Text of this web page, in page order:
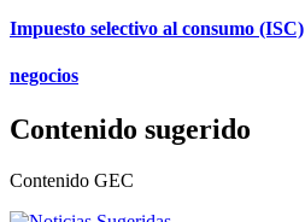
Impuesto selectivo al consumo (ISC)
negocios
Contenido sugerido
Contenido GEC